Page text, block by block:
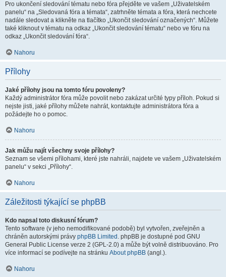
Pro ukončení sledování tématu nebo fóra přejděte ve vašem „Uživatelském
panelu“ na „Sledovaná fóra a témata“, zatrhněte témata a fóra, která nechcete
nadále sledovat a klikněte na tlačítko „Ukončit sledování označených“. Můžete
také kliknout v tématu na odkaz „Ukončit sledování tématu“ nebo ve fóru na
odkaz „Ukončit sledování fóra“.
Nahoru
Přílohy
Jaké přílohy jsou na tomto fóru povoleny?
Každý administrátor fóra může povolit nebo zakázat určité typy příloh. Pokud si
nejste jisti, jaké přílohy můžete nahrát, kontaktujte administrátora fóra a
požádejte ho o pomoc.
Nahoru
Jak můžu najít všechny svoje přílohy?
Seznam se všemi přílohami, které jste nahráli, najdete ve vašem „Uživatelském
panelu“ v sekci „Přílohy“.
Nahoru
Záležitosti týkající se phpBB
Kdo napsal toto diskusní fórum?
Tento software (v jeho nemodifikované podobě) byl vytvořen, zveřejněn a
chráněn autorskými právy phpBB Limited . phpBB je dostupné pod GNU
General Public License verze 2 (GPL-2.0) a může být volně distribuováno. Pro
více informací se podívejte na stránku About phpBB (angl.).
Nahoru